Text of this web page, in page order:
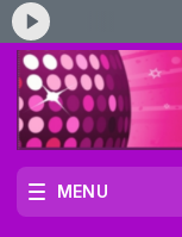
MENU